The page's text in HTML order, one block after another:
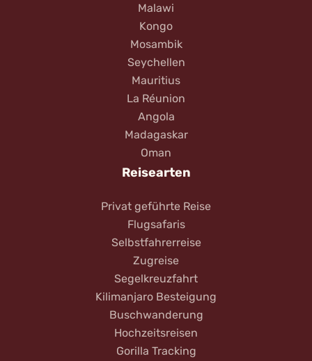
Malawi
Kongo
Mosambik
Seychellen
Mauritius
La Réunion
Angola
Madagaskar
Oman
Reisearten
Privat geführte Reise
Flugsafaris
Selbstfahrerreise
Zugreise
Segelkreuzfahrt
Kilimanjaro Besteigung
Buschwanderung
Hochzeitsreisen
Gorilla Tracking